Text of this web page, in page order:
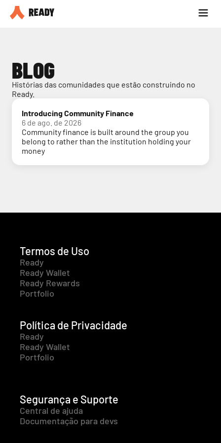
Seja parceiro
BLOG
Histórias das comunidades que estão construindo no
Ready.
Introducing Community Finance
6 de ago. de 2026
Community finance is built around the group you
belong to rather than the institution holding your
money
Termos de Uso
Ready
Ready Wallet
Ready Rewards
Portfolio
Política de Privacidade
Ready
Ready Wallet
Portfolio
Segurança e Suporte
Central de ajuda
Documentação para devs